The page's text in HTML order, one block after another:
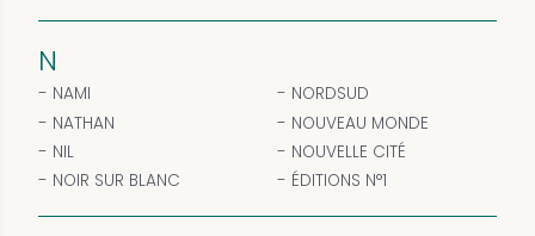
N
NAMI
NATHAN
NIL
NOIR SUR BLANC
NORDSUD
NOUVEAU MONDE
NOUVELLE CITÉ
ÉDITIONS N°1